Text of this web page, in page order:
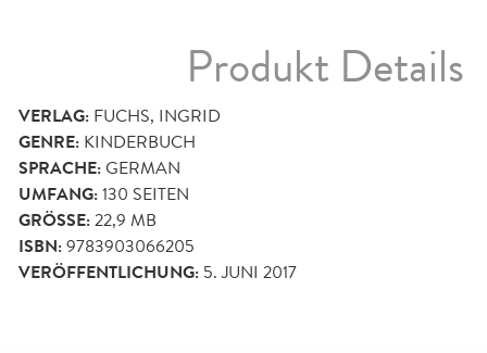
Produkt Details
VERLAG: FUCHS, INGRID
GENRE: KINDERBUCH
SPRACHE:GERMAN
UMFANG:130 SEITEN
GRÖSSE: 22,9 MB
ISBN:9783903066205
VERÖFFENTLICHUNG: 5. JUNI 2017